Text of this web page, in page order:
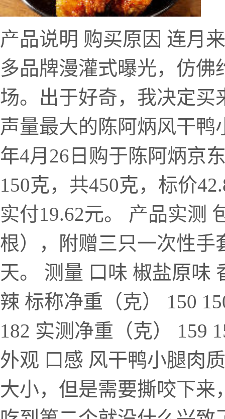
产品说明 购买原因 连月
多品牌漫灌式曝光，仿
场。出于好奇，我决定买
声量最大的陈阿炳风干鸭
年4月26日购于陈阿炳京
150克，共450克，标价
实付19.62元。 产品实测
根），附赠三只一次性手
天。 测量 口味 椒盐原味
辣 标称净重（克） 150
182 实测净重（克） 159
外观 口感 风干鸭小腿肉
大小，但是需要撕咬下